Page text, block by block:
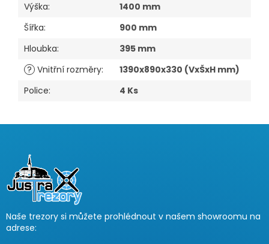
Výška:
1400 mm
Šířka:
900 mm
Hloubka:
395 mm
? Vnitřní rozměry:
1390x890x330 (VxŠxH mm)
Police: 4 Ks
a
Naše trezory si můžete prohlédnout v našem showroomu na
adrese: